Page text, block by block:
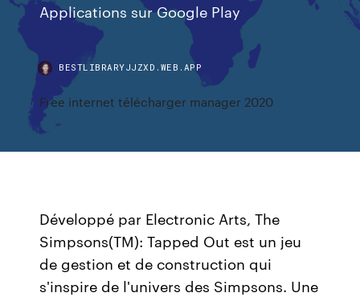
Applications sur Google Play
BESTLIBRARYJJZXD.WEB.APP
Free internet télécharger manager 2020
Développé par Electronic Arts, The
Simpsons(TM): Tapped Out est un jeu
de gestion et de construction qui
s'inspire de l'univers des Simpsons. Une